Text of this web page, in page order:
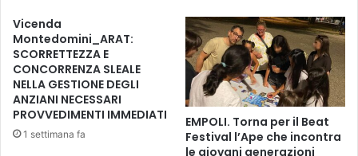
Ù
C
E
R
T
A
L
c
e
d
i
S
o
t
Vicenda
Montedomini_ARAT:
SCORRETTEZZA E
CONCORRENZA SLEALE
NELLA GESTIONE DEGLI
ANZIANI NECESSARI
PROVVEDIMENTI IMMEDIATI
1 settimana fa
EMPOLI. Torna per il Beat
Festival l’Ape che incontra
le giovani generazioni